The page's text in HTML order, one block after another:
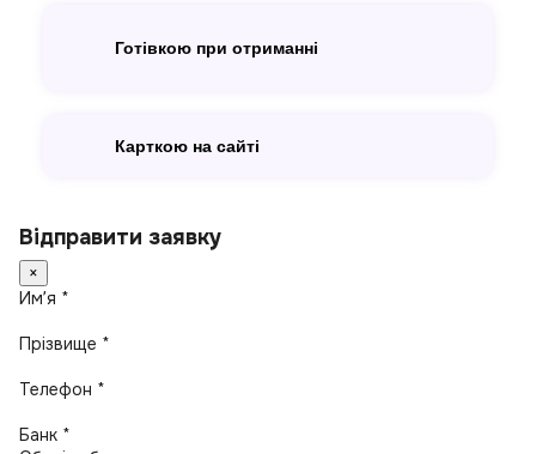
Готівкою при отриманні
Карткою на сайті
Відправити заявку
×
Имʼя *
Прізвище *
Телефон *
Банк *